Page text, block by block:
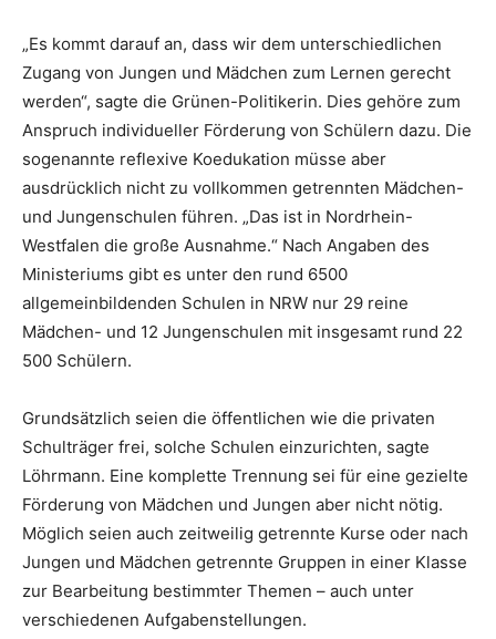
„Es kommt darauf an, dass wir dem unterschiedlichen
Zugang von Jungen und Mädchen zum Lernen gerecht
werden“, sagte die Grünen-Politikerin. Dies gehöre zum
Anspruch individueller Förderung von Schülern dazu. Die
sogenannte reflexive Koedukation müsse aber
ausdrücklich nicht zu vollkommen getrennten Mädchen-
und Jungenschulen führen. „Das ist in Nordrhein-
Westfalen die große Ausnahme.“ Nach Angaben des
Ministeriums gibt es unter den rund 6500
allgemeinbildenden Schulen in NRW nur 29 reine
Mädchen- und 12 Jungenschulen mit insgesamt rund 22
500 Schülern.
Grundsätzlich seien die öffentlichen wie die privaten
Schulträger frei, solche Schulen einzurichten, sagte
Löhrmann. Eine komplette Trennung sei für eine gezielte
Förderung von Mädchen und Jungen aber nicht nötig.
Möglich seien auch zeitweilig getrennte Kurse oder nach
Jungen und Mädchen getrennte Gruppen in einer Klasse
zur Bearbeitung bestimmter Themen – auch unter
verschiedenen Aufgabenstellungen.